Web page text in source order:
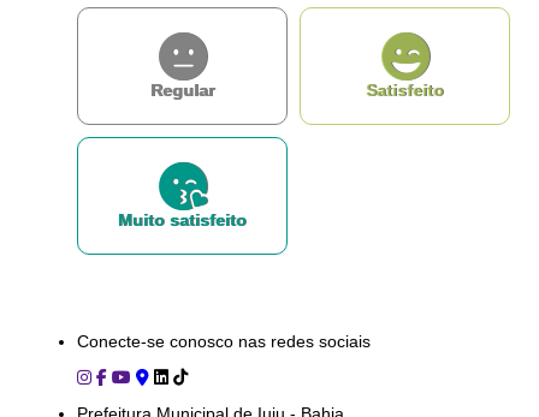
Ou seja atendido presencialmente
Segunda a sexta-feira, das 07:00 às 13:00
Praça Abílio Pereira, 232 - Centro
Outros meios de contato
e-SIC
Ouvidoria
Regular Satisfeito
Muito satisfeito
Conecte-se conosco nas redes sociais
Prefeitura Municipal de Iuiu - Bahia